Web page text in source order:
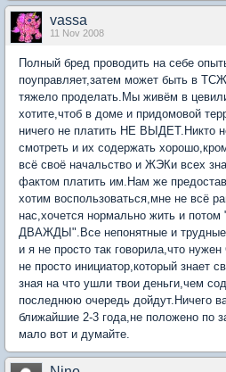
vassa
11 Nov 2008
Полный бред проводить на себе
поуправляет,затем может быть в
тяжело проделать.Мы живём в
хотите,чтоб в доме и придомовой
ничего не платить НЕ ВЫДЕТ.Никто
смотреть и их содержать
всё своё начальство и ЖЭКи всех
фактом платить им.Нам же
хотим воспользоваться,мне не всё
нас,хочется нормально жить и
ДВАЖДЫ".Все непонятные и трудные
и я не просто так говорила,что
не просто инициатор,который знает
зная на что ушли твои деньги,чем
последнюю очередь дойдут.Ничего
ближайшие 2-3 года,не положено по
мало вот и думайте.